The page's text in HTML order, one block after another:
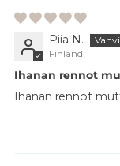
Piia N.
Finland
Ihanan rennot
Ihanan rennot